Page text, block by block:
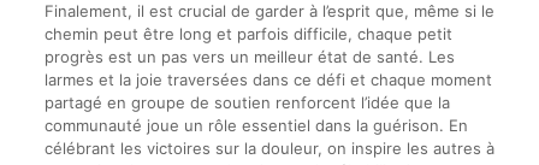
Finalement, il est crucial de garder à l’esprit que, même si le
chemin peut être long et parfois difficile, chaque petit
progrès est un pas vers un meilleur état de santé. Les
larmes et la joie traversées dans ce défi et chaque moment
partagé en groupe de soutien renforcent l’idée que la
communauté joue un rôle essentiel dans la guérison. En
célébrant les victoires sur la douleur, on inspire les autres à